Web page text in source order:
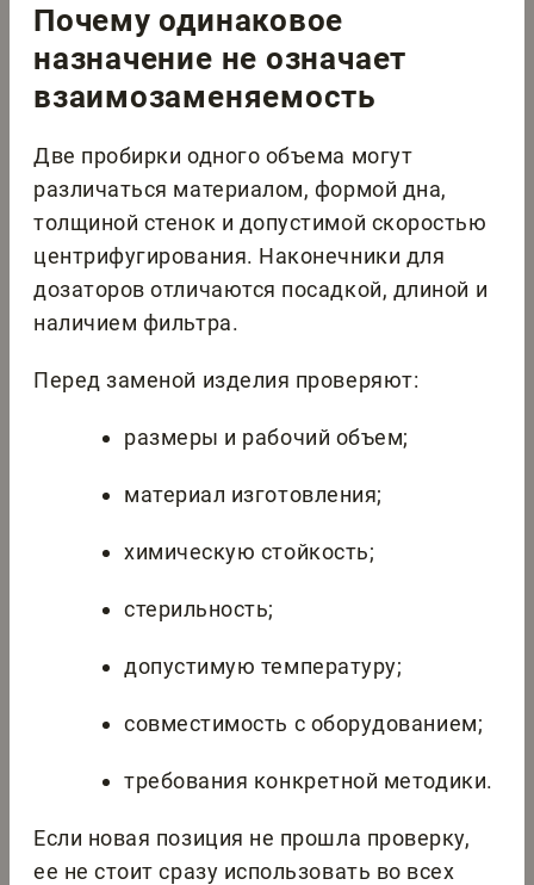
Почему одинаковое
назначение не означает
взаимозаменяемость
Две пробирки одного объема могут
различаться материалом, формой дна,
толщиной стенок и допустимой скоростью
центрифугирования. Наконечники для
дозаторов отличаются посадкой, длиной и
наличием фильтра.
Перед заменой изделия проверяют:
размеры и рабочий объем;
материал изготовления;
химическую стойкость;
стерильность;
допустимую температуру;
совместимость с оборудованием;
требования конкретной методики.
Если новая позиция не прошла проверку,
ее не стоит сразу использовать во всех